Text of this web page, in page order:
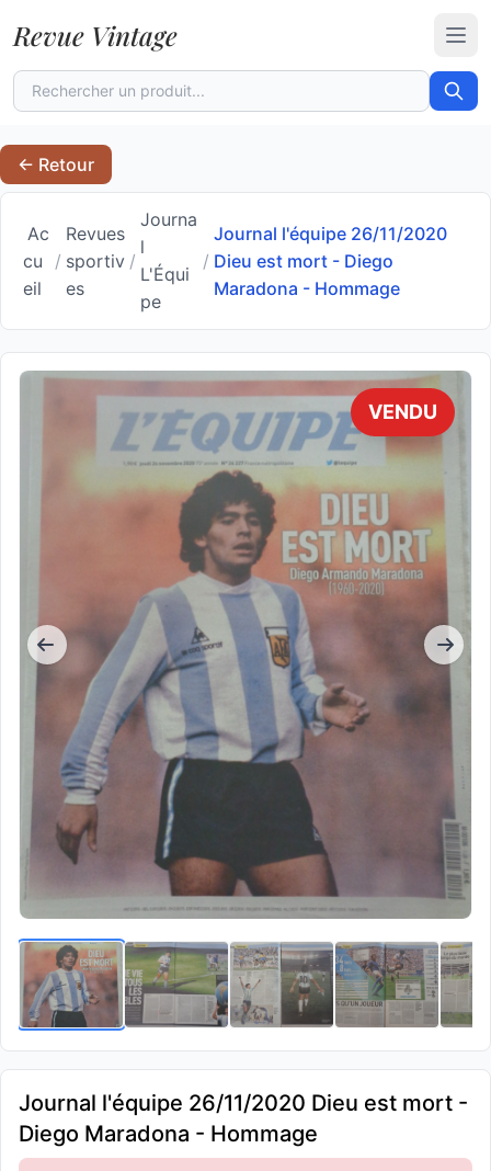
Revue Vintage
← Retour
Ac
cu
eil
/
Revues
sportiv
es
/
Journa
l
L'Équi
pe
/
Journal l'équipe 26/11/2020
Dieu est mort - Diego
Maradona - Hommage
VENDU
Journal l'équipe 26/11/2020 Dieu est mort -
Diego Maradona - Hommage